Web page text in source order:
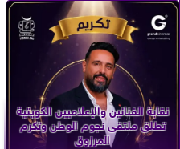
نقابة الفنانين والإعلاميين الكويتية
تطلق ملتقى نجوم الوطن وتكرم
المرزوق